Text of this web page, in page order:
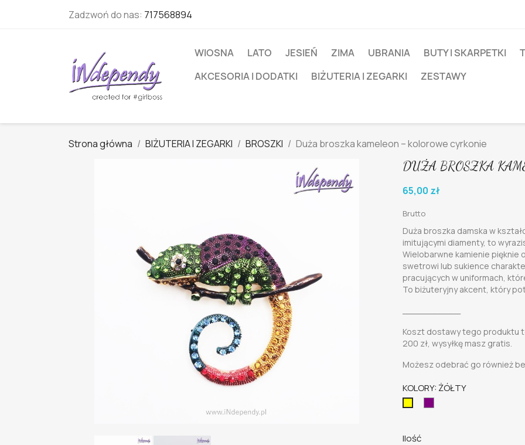
Zadzwoń do nas: 717568894
WIOSNA LATO JESIEŃ ZIMA UBRANIA BUTY I SKARPETKI
AKCESORIA I DODATKI
BIŻUTERIA I ZEGARKI ZESTAWY
Strona główna BIŻUTERIA I ZEGARKI BROSZKI Duża broszka kameleon – kolorowe cyrkonie
DUŻA BROSZKA
65,00 zł
Brutto
Duża broszka damska w
imitującymi diamenty, to
Wielobarwne kamienie pięknie
swetrowi lub sukience
pracujących w uniformach,
To biżuteryjny akcent, który
Koszt dostawy tego produktu
200 zł, wysyłkę masz gratis.
Możesz odebrać go również
KOLORY: ŻÓŁTY
Ilość